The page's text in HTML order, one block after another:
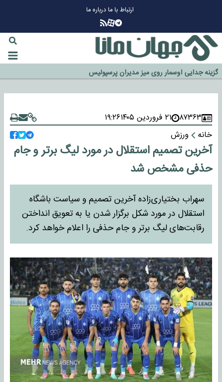
ارتباط با مادرباره ما
چرا طلا دوباره افزایشی شد؟
اخراج رسمی چهره نامدار از پرسپولیس
سازمان اطلاعات سپاه: پروژه دولت ترامپ برای مهار چین، روسیه و اروپا شکست
خورد
۸۷۳۶۳ ۲۱ فروردین ۱۴۰۵
۱۹:۲۶
خانه
ورزش
آخرین تصمیم استقلال در مورد لیگ برتر و جام
حذفی مشخص شد
سهراب بختیاری‌زاده آخرین تصمیم و سیاست باشگاه
استقلال در مورد شکل برگزار شدن یا به تعویق انداختن
رقابت‌های لیگ برتر و جام حذفی را اعلام خواهد کرد.